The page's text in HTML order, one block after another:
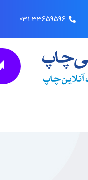
031-33659596